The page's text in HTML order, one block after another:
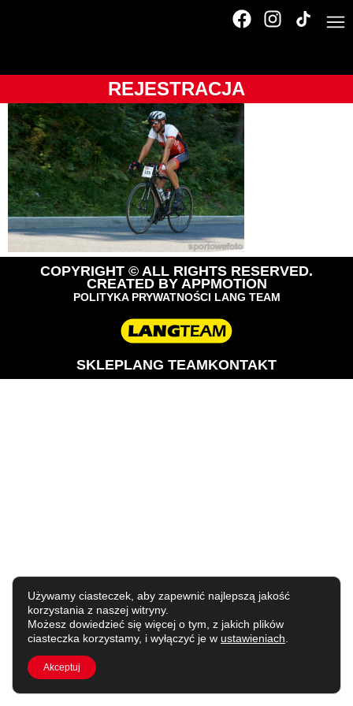
REJESTRACJA
Tour de Pologne
COPYRIGHT © ALL RIGHTS RESERVED.
CREATED BY APPMOTION
POLITYKA PRYWATNOŚCI LANG TEAM
SKLEPLANG TEAMKONTAKT
Używamy ciasteczek, aby zapewnić najlepszą jakość
korzystania z naszej witryny.
Możesz dowiedzieć się więcej o tym, z jakich plików
ciasteczka korzystamy, i wyłączyć je w ustawieniach
Akceptuj